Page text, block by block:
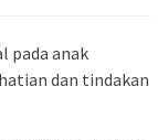
pada anak
dan tindakan